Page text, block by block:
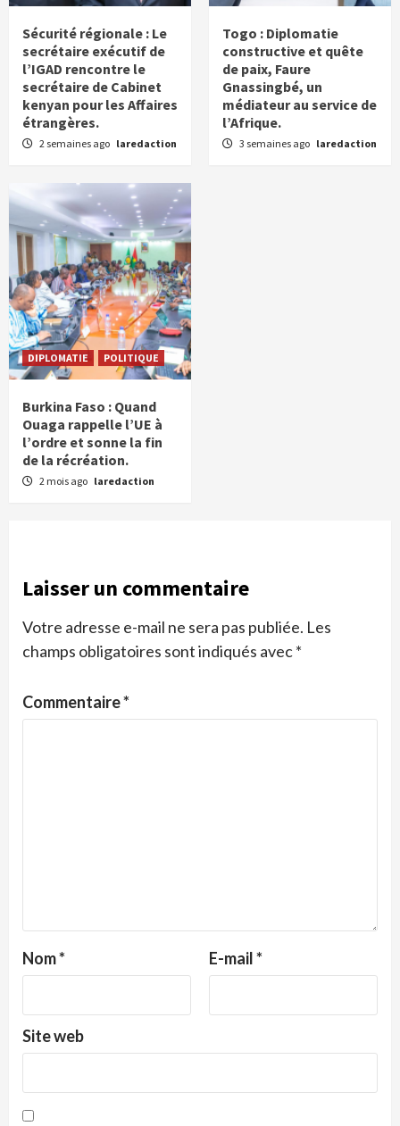
Sécurité régionale : Le
secrétaire exécutif de
l’IGAD rencontre le
secrétaire de Cabinet
kenyan pour les Affaires
étrangères.
2 semaines ago laredaction
Togo : Diplomatie
constructive et quête
de paix, Faure
Gnassingbé, un
médiateur au service de
l’Afrique.
3 semaines ago laredaction
DIPLOMATIE POLITIQUE
Burkina Faso : Quand
Ouaga rappelle l’UE à
l’ordre et sonne la fin
de la récréation.
2 mois ago laredaction
Laisser un commentaire
Votre adresse e-mail ne sera pas publiée. Les
champs obligatoires sont indiqués avec*
Commentaire*
Nom* E-mail*
Site web